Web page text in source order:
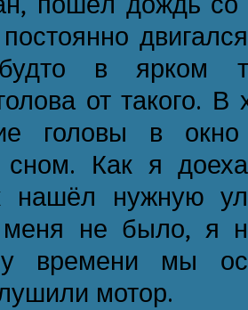
будто в ярком
от такого.
головы в
Как я
нашёл нужную
меня не было, я
времени мы
мотор.